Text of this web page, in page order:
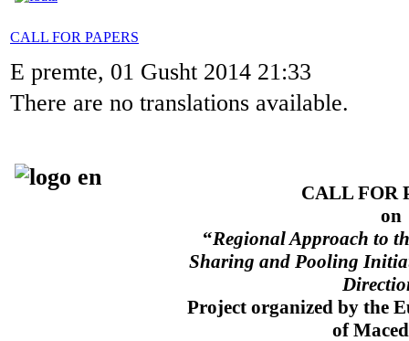
CALL FOR PAPERS
E premte, 01 Gusht 2014 21:33
There are no translations available.
CALL FOR
on
“Regional Approach to
Sharing and Pooling
Project organized by the
of